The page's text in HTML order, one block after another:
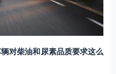
对柴油和尿素品质要求这么